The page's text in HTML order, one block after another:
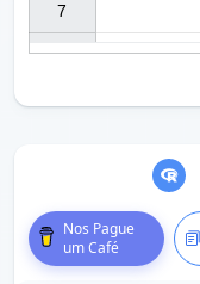
7
Nos Pague
um Café